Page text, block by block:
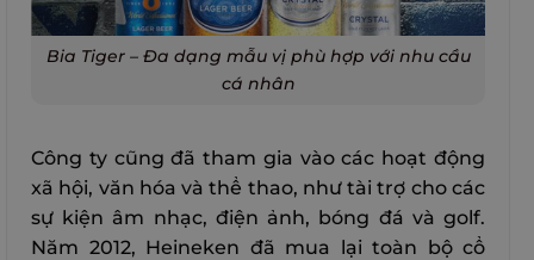
Bia Tiger – Đa dạng mẫu vị phù hợp với nhu cầu
cá nhân
Công ty cũng đã tham gia vào các hoạt động
xã hội, văn hóa và thể thao, như tài trợ cho các
sự kiện âm nhạc, điện ảnh, bóng đá và golf.
Năm 2012, Heineken đã mua lại toàn bộ cổ